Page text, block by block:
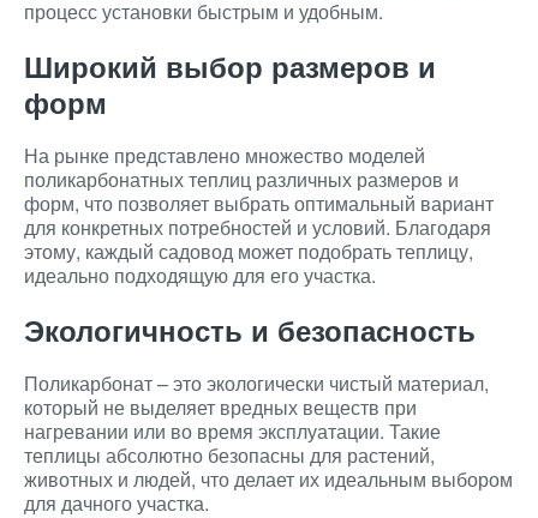
процесс установки быстрым и удобным.
Широкий выбор размеров и
форм
На рынке представлено множество моделей
поликарбонатных теплиц различных размеров и
форм, что позволяет выбрать оптимальный вариант
для конкретных потребностей и условий. Благодаря
этому, каждый садовод может подобрать теплицу,
идеально подходящую для его участка.
Экологичность и безопасность
Поликарбонат – это экологически чистый материал,
который не выделяет вредных веществ при
нагревании или во время эксплуатации. Такие
теплицы абсолютно безопасны для растений,
животных и людей, что делает их идеальным выбором
для дачного участка.